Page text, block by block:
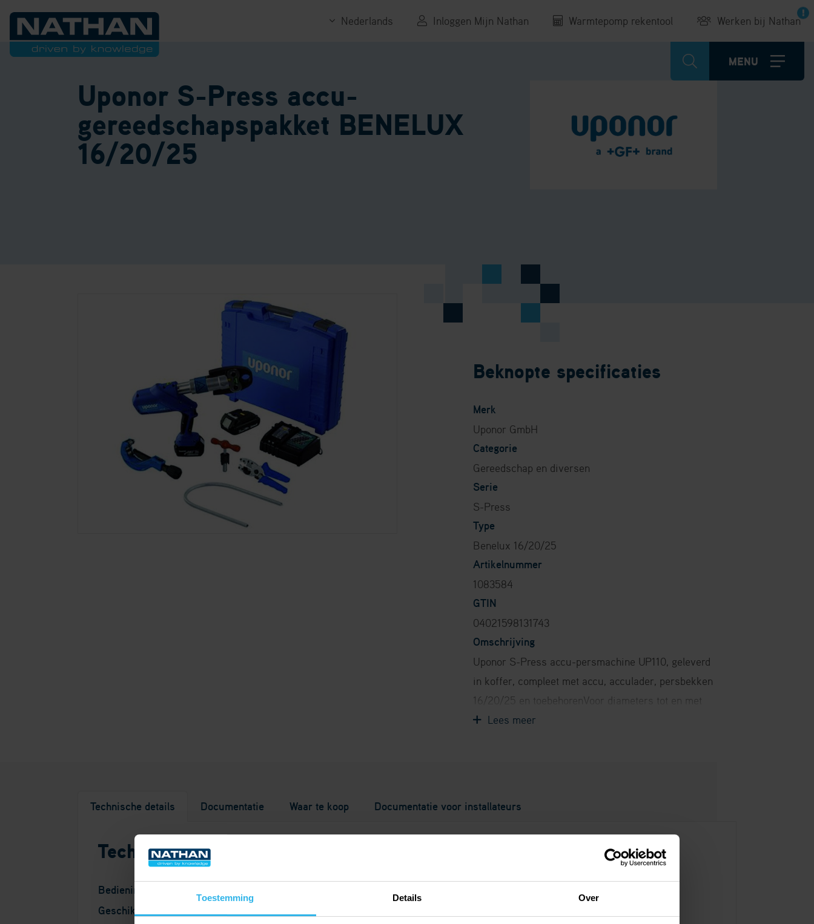
Toestemming Details Over
Werken bij Nathan
Warmtepomp rekentool
Inloggen Mijn Nathan
Nederlands
MENU
Uponor S-Press accu-
gereedschapspakket BENELUX
16/20/25
Beknopte specificaties
Merk
Uponor GmbH
Categorie
Gereedschap en diversen
Serie
S-Press
Type
Benelux 16/20/25
Artikelnummer
1083584
GTIN
04021598131743
Omschrijving
Uponor S-Press accu-persmachine UP110, geleverd
in koffer, compleet met accu, acculader, persbekken
16/20/25 en toebehorenVoor diameters tot en met
110 mm
Technische details Documentatie Waar te koop Documentatie voor installateurs
Technische details
Bediening
Geschikt voor buisdiameter